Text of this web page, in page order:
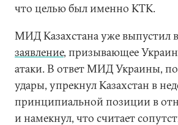
что целью был именно КТК.
МИД Казахстана уже выпустил
заявление, призывающее
атаки. В ответ МИД Украины,
удары, упрекнул Казахстан в
принципиальной позиции в
и намекнул, что считает